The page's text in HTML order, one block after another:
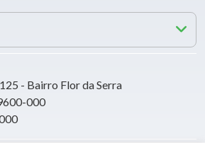
- Bairro Flor da Serra
000